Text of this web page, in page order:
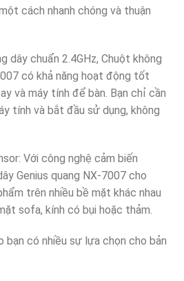
cách nhanh chóng và thuận
dây chuẩn 2.4GHz, Chuột không
có khả năng hoạt động tốt
và máy tính để bàn. Bạn chỉ cần
tính và bắt đầu sử dụng, không
Với công nghệ cảm biến
Genius quang NX-7007 cho
trên nhiều bề mặt khác nhau
sofa, kính có bụi hoặc thảm.
bạn có nhiều sự lựa chọn cho bản